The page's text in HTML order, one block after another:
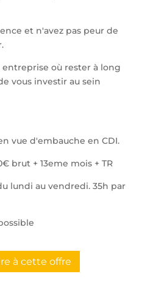
et n'avez pas peur de
entreprise où rester à long
vous investir au sein
vue d'embauche en CDI.
brut + 13eme mois + TR
lundi au vendredi. 35h par
à cette offre